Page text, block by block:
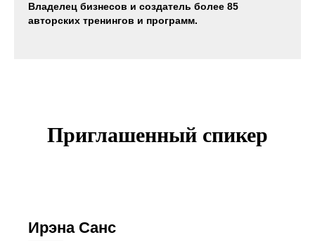
Владелец бизнесов и создатель более 85
авторских тренингов и программ.
Приглашенный спикер
Ирэна Санс